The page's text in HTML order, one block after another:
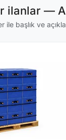
ilanlar —
ile başlık ve